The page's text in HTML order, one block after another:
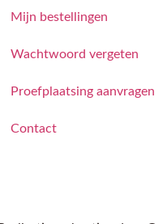
Mijn bestellingen
Wachtwoord vergeten
Proefplaatsing aanvragen
Contact